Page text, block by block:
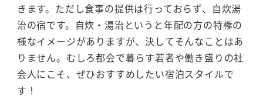
きます。ただし食事の提供は行っておらず、自炊湯
治の宿です。自炊・湯治というと年配の方の特権の
様なイメージがありますが、決してそんなことはあ
りません。むしろ都会で暮らす若者や働き盛りの社
会人にこそ、ぜひおすすめしたい宿泊スタイルで
す！